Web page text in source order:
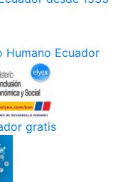
Humano Ecuador
gratis